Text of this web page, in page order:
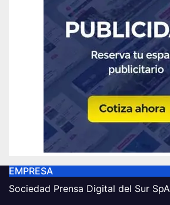
EMPRESA
Sociedad Prensa Digital del Sur SpA